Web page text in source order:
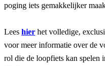
poging iets gemakkelijker
Lees hier het volledige,
voor meer informatie over de
rol die de loopfiets kan